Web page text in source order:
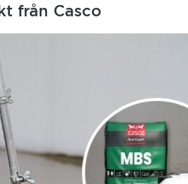
från Casco